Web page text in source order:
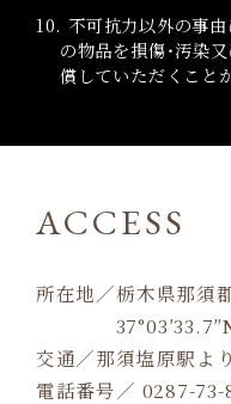
10. 不可抗力以外の事由
の物品を損傷・汚染
償していただくこと
ACCESS
所在地／栃木県那須
交通／那須塩原駅よ
電話番号／ 0287-73-